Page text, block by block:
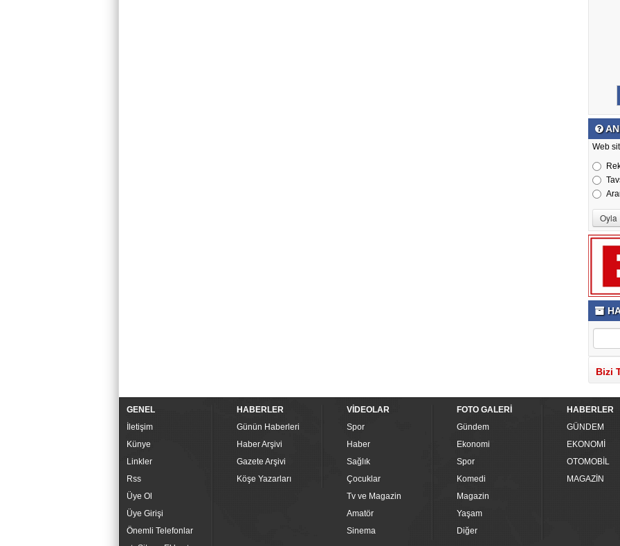
Web
Bizi
GENEL
İletişim
Künye
Linkler
Rss
Üye Ol
Üye Girişi
Önemli Telefonlar
HABERLER
Günün Haberleri
Haber Arşivi
Gazete Arşivi
Köşe Yazarları
VİDEOLAR
Spor
Haber
Sağlık
Çocuklar
Tv ve Magazin
Amatör
Sinema
FOTO GALERİ
Gündem
Ekonomi
Spor
Komedi
Magazin
Yaşam
Diğer
HABERLER
GÜNDEM
EKONOMİ
OTOMOBİL
MAGAZİN